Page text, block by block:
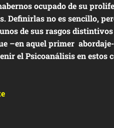
ocupado de su
Definirlas no es sencillo,
de sus rasgos
–en aquel primer
el Psicoanálisis en estos